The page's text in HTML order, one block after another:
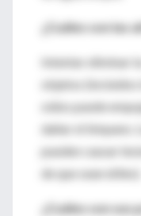
¿Cuáles son las
Intentar eliminar
objetos
oídos puede
dañar el tímpano.
pueden causar
de que sean útiles).
¿Cuáles son sus